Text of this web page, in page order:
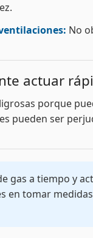
No
actuar
porque
pueden ser
gas a tiempo y
en tomar